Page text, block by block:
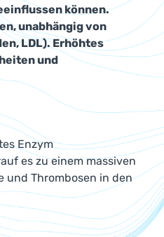
können.
unabhängig von
LDL). Erhöhtes
und
Enzym
es zu einem massiven
und Thrombosen in den